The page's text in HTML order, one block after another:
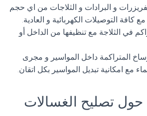
و البرادات و الثلاجات من اي حجم
كافة التوصيلات الكهربائية و العادية.
في الثلاجة مع تنظيفها من الداخل أو
المتراكمة داخل المواسير و مجرى
مع امكانية تبديل المواسير بكل اتقان.
حول تصليح الغسالات